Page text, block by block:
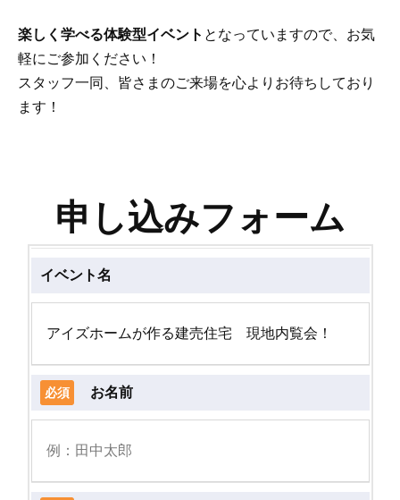
楽しく学べる体験型イベント となっていますので、お気
軽にご参加ください！
スタッフ一同、皆さまのご来場を心よりお待ちしており
ます！
申し込みフォーム
イベント名
必須 お名前